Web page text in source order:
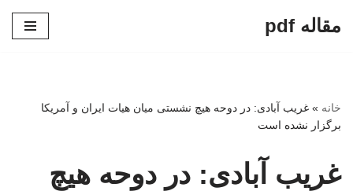
مقاله pdf
خانه » غریب آبادی: در دوحه هیچ نشستی میان هیات ایران و آمریکا
برگزار نشده است
غریب آبادی: در دوحه هیچ